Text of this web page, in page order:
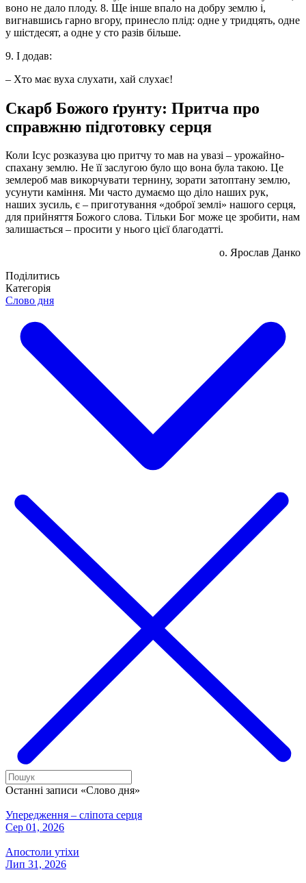
воно не дало плоду. 8. Ще інше впало на добру землю і,
вигнавшись гарно вгору, принесло плід: одне у тридцять, одне
у шістдесят, а одне у сто разів більше.
9. І додав:
– Хто має вуха слухати, хай слухає!
Скарб Божого ґрунту: Притча про
справжню підготовку серця
Коли Ісус розказува цю притчу то мав на увазі – урожайно-
спахану землю. Не її заслугою було що вона була такою. Це
землероб мав викорчувати тернину, зорати затоптану землю,
усунути каміння. Ми часто думаємо що діло наших рук,
наших зусиль, є – приготування «доброї землі» нашого серця,
для прийняття Божого слова. Тільки Бог може це зробити, нам
залишається – просити у нього цієї благодатті.
о. Ярослав Данко
Поділитись
Категорія
Слово дня
Останні записи «Слово дня»
Упередження – сліпота серця
Сер 01, 2026
Апостоли утіхи
Лип 31, 2026